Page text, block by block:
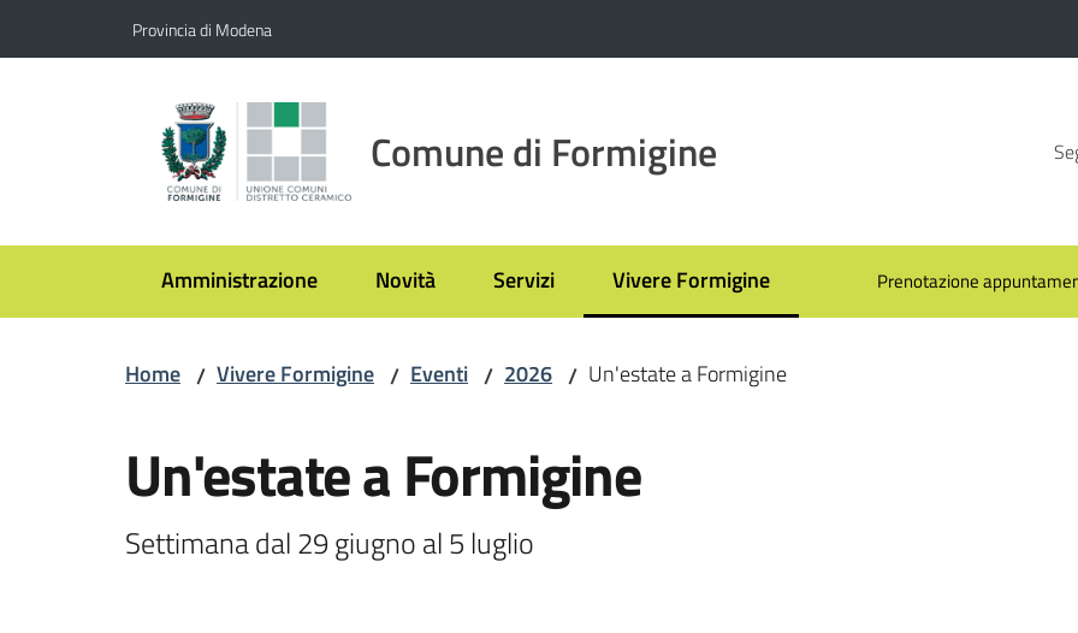
Provincia di Modena
Comune di Formigine
Amministrazione Novità Servizi Vivere Formigine
Menu selezionato Prenotazione
Home / Vivere Formigine / Eventi / 2026 / Un'estate a Formigine
Un'estate a Formigine
Settimana dal 29 giugno al 5 luglio